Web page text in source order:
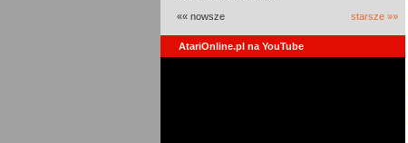
«« nowsze starsze »»
AtariOnline.pl na YouTube